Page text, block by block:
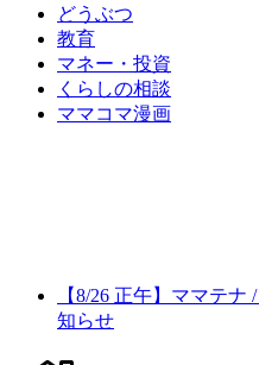
どうぶつ
教育
マネー・投資
くらしの相談
ママコマ漫画
【8/26 正午】ママテナ
知らせ